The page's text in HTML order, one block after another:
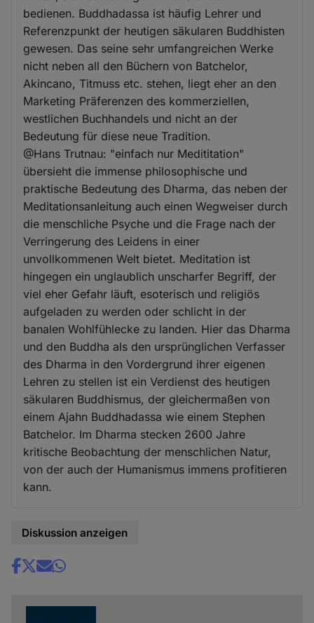
bedienen. Buddhadassa ist häufig Lehrer und
Referenzpunkt der heutigen säkularen Buddhisten
gewesen. Das seine sehr umfangreichen Werke
nicht neben all den Büchern von Batchelor,
Akincano, Titmuss etc. stehen, liegt eher an den
Marketing Präferenzen des kommerziellen,
westlichen Buchhandels und nicht an der
Bedeutung für diese neue Tradition.
@Hans Trutnau: "einfach nur Medititation"
übersieht die immense philosophische und
praktische Bedeutung des Dharma, das neben der
Meditationsanleitung auch einen Wegweiser durch
die menschliche Psyche und die Frage nach der
Verringerung des Leidens in einer
unvollkommenen Welt bietet. Meditation ist
hingegen ein unglaublich unscharfer Begriff, der
viel eher Gefahr läuft, esoterisch und religiös
aufgeladen zu werden oder schlicht in der
banalen Wohlfühlecke zu landen. Hier das Dharma
und den Buddha als den ursprünglichen Verfasser
des Dharma in den Vordergrund ihrer eigenen
Lehren zu stellen ist ein Verdienst des heutigen
säkularen Buddhismus, der gleichermaßen von
einem Ajahn Buddhadassa wie einem Stephen
Batchelor. Im Dharma stecken 2600 Jahre
kritische Beobachtung der menschlichen Natur,
von der auch der Humanismus immens profitieren
kann.
Diskussion anzeigen
Share